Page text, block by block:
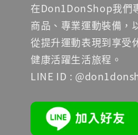
在Don1DonShop我們
商品、專業運動裝備，
從提升運動表現到享受
健康活躍生活旅程。
LINE ID :